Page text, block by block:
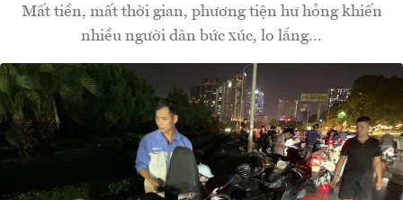
Mất tiền, mất thời gian, phương tiện hư hỏng khiến
nhiều người dân bức xúc, lo lắng...